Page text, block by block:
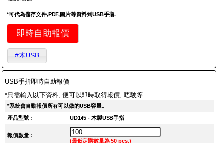
*可代為儲存文件,PDF,圖片等資料到USB手指.
即時自助報價
#木USB
USB手指即時自助報價
*只需輸入以下資料, 便可以即時取得報價, 唔駛等.
*系統會自動報價所有可以做的USB容量。
產品型號 : UD145 - 木製USB手指
報價數量 :
(最低定購數量為 50 pcs.)